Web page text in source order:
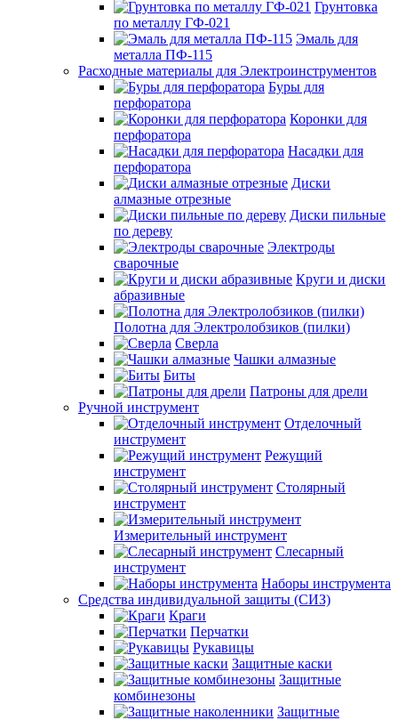
Грунтовка
по металлу ГФ-021
Эмаль для
металла ПФ-115
Расходные материалы для Электроинструментов
Буры для
перфоратора
Коронки для
перфоратора
Насадки для
перфоратора
Диски
алмазные отрезные
Диски пильные
по дереву
Электроды
сварочные
Круги и диски
абразивные
Полотна для Электролобзиков (пилки)
Сверла
Чашки алмазные
Биты
Патроны для дрели
Ручной инструмент
Отделочный
инструмент
Режущий
инструмент
Столярный
инструмент
Измерительный инструмент
Слесарный
инструмент
Наборы инструмента
Средства индивидуальной защиты (СИЗ)
Краги
Перчатки
Рукавицы
Защитные каски
Защитные
комбинезоны
Защитные